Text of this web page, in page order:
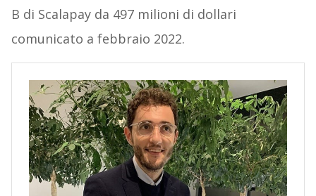
B di Scalapay da 497 milioni di dollari
comunicato a febbraio 2022.